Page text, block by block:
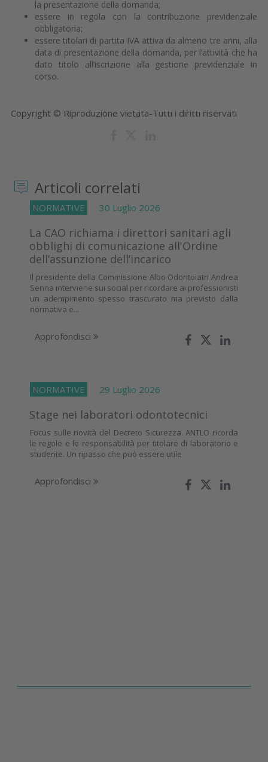
la presentazione della domanda;
essere in regola con la contribuzione previdenziale
obbligatoria;
essere titolari di partita IVA attiva da almeno tre anni, alla
data di presentazione della domanda, per l’attività che ha
dato titolo all’iscrizione alla gestione previdenziale in
corso.
Copyright © Riproduzione vietata-Tutti i diritti riservati
Articoli correlati
NORMATIVE 30 Luglio 2026
La CAO richiama i direttori sanitari agli
obblighi di comunicazione all'Ordine
dell’assunzione dell’incarico
Il presidente della Commissione Albo Odontoiatri Andrea
Senna interviene sui social per ricordare ai professionisti
un adempimento spesso trascurato ma previsto dalla
normativa e...
Approfondisci
NORMATIVE 29 Luglio 2026
Stage nei laboratori odontotecnici
Focus sulle novità del Decreto Sicurezza. ANTLO ricorda
le regole e le responsabilità per titolare di laboratorio e
studente. Un ripasso che può essere utile
Approfondisci